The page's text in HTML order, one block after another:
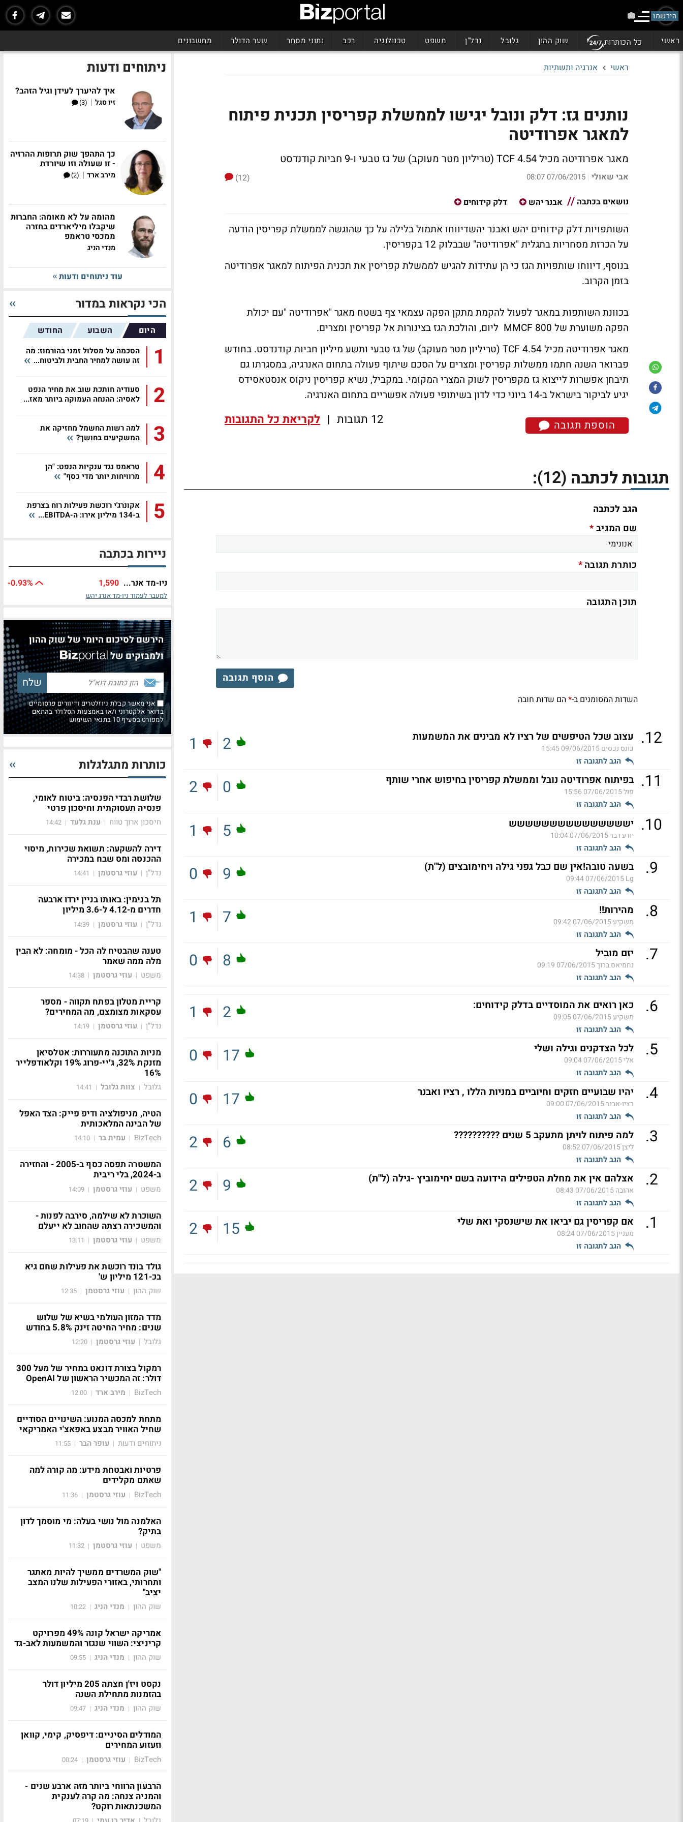
הירשמו
ראשי כל הכותרות שוק ההון גלובל נדל"ן משפט טכנולוגיה רכב נתוני מסחר שער הדולר מחשבונים
ראשי אנרגיה ותשתיות
נותנים גז: דלק ונובל יגישו לממשלת קפריסין תכנית פיתוח
למאגר אפרודיטה
מאגר אפרודיטה מכיל 4.54 TCF (טריליון מטר מעוקב) של גז טבעי ו-9 חביות קודנדסט
אבי שאולי |
07/06/2015 08:07
(12)
נושאים בכתבה
אבנר יהש דלק קידוחים
השותפויות דלק קידוחים יהש ואבנר יהשדיווחו אתמול בלילה על כך שהוגשה לממשלת קפריסין הודעה
על הכרזת מסחריות בתגלית "אפרודיטה" שבבלוק 12 בקפריסין.
בנוסף, דיווחו שותפויות הגז כי הן עתידות להגיש לממשלת קפריסין את תכנית הפיתוח למאגר אפרודיטה
בזמן הקרוב.
בכוונת השותפות במאגר לפעול להקמת מתקן הפקה עצמאי צף בשטח מאגר "אפרודיטה "עם יכולת
הפקה משוערת של 800 MMCF ליום, והולכת הגז בצינורות אל קפריסין ומצרים.
מאגר אפרודיטה מכיל 4.54 TCF (טריליון מטר מעוקב) של גז טבעי ותשע מיליון חביות קודנדסט. בחודש
פברואר השנה חתמו ממשלות קפריסין ומצרים על הסכם שיתוף פעולה בתחום האנרגיה, במסגרתו גם
תיבחן אפשרות לייצוא גז מקפריסין לשוק המצרי המקומי. במקביל, נשיא קפריסין ניקוס אנסטאסידס
יגיע לביקור בישראל ב-14 ביוני כדי לדון בשיתופי פעולה אפשריים בתחום האנרגיה.
הוספת תגובה 12 תגובות | לקריאת כל התגובות
תגובות לכתבה (12)
:
הגב לכתבה
שם המגיב*
כותרת תגובה*
תוכן התגובה
הוסף תגובה
השדות המסומנים ב-*הם שדות חובה
12
. עצוב שכל הטיפשים של רציו לא מבינים את המשמעות
כונס נכסים09/06/2015 15:45
הגב לתגובה זו
2
1
11
. בפיתוח אפרודיטה נובל וממשלת קפריסין בחיפוש אחרי שותף
פול07/06/2015 15:56
הגב לתגובה זו
0
2
10
. יששששששששששששששש
יודע דבר07/06/2015 10:04
הגב לתגובה זו
5
1
9
. בשעה טובה!אין שם כבל גפני גילה ויחימובצים (ל"ת)
Lg
07/06/2015 09:44
הגב לתגובה זו
9
0
8
. מהירות!!
משקיע07/06/2015 09:42
הגב לתגובה זו
7
1
7
. יזם מוביל
נחמיאס ברוך07/06/2015 09:19
הגב לתגובה זו
8
0
6
. כאן רואים את המוסדיים בדלק קידוחים:
משקיע07/06/2015 09:05
הגב לתגובה זו
2
1
5
. לכל הצדקנים וגילה ושלי
אלי07/06/2015 09:04
הגב לתגובה זו
17
0
4
. יהיו שבועיים חזקים וחיוביים במניות הללו , רציו ואבנר
רציו-אבנר07/06/2015 09:00
הגב לתגובה זו
17
0
3
. למה פיתוח לויתן מתעקב 5 שנים ??????????
ליצן07/06/2015 08:52
הגב לתגובה זו
6
2
2
. אצלהם אין את מחלת הטפילים הידועה בשם יחימוביץ -גילה (ל"ת)
אהובה07/06/2015 08:43
הגב לתגובה זו
9
2
1
. אם קפריסין גם יביאו את שישנסקי ואת שלי
מעניין07/06/2015 08:24
הגב לתגובה זו
15
2
ניתוחים ודעות
איך להיערך לעידן וגיל הזהב?
זיו סגל |
(3)
כך התהפך שוק תרופות ההרזיה
- זו שעולה וזו שיורדת
מירב ארד |
(2)
מהומה על לא מאומה: החברות
שיקבלו מיליארדים בחזרה
ממכסי טראמפ
מנדי הניג
עוד ניתוחים ודעות
הכי נקראות במדור
היום השבוע החודש
1
הסכמה על מסלול זמני בהורמוז: מה
זה עושה למחיר החבית ולביטוח...
2
סעודיה חותכת שוב את מחיר הנפט
לאסיה: ההנחה העמוקה ביותר מאז...
3
למה רשות החשמל מחזיקה את
המשקיעים בחושך?
4
טראמפ נגד ענקיות הנפט: "הן
מרוויחות יותר מדי כסף"
5
אקונרג'י רוכשת פעילות רוח בצרפת
ב-134 מיליון אירו: ה-EBITDA...
ניירות בכתבה
ניו-מד אנר... 1,590
-0.93%
למעבר לעמוד ניו-מד אנרג יהש
הירשם לסיכום היומי של שוק ההון
ולמבזקים של
אני מאשר קבלת ניוזלטרים ודיוורים פרסומיים
בדואר אלקטרוני ו/או באמצעות הסלולר בהתאם
למפורט בסעיף 10 בתנאי השימוש
כותרות מתגלגלות
שלושת רבדי הפנסיה: ביטוח לאומי,
פנסיה תעסוקתית וחיסכון פרטי
חיסכון ארוך טווח | ענת גלעד |
14:42
דירה להשקעה: תשואת שכירות, מיסוי
ההכנסה ומס שבח במכירה
נדל"ן | עוזי גרסטמן |
14:41
תל בנימין: באותו בניין ירדו ארבעה
חדרים מ-4.12 ל-3.6 מיליון
נדל"ן | עוזי גרסטמן |
14:39
טענה שהבטיח לה הכל - מומחה: לא הבין
מלה ממה שאמר
משפט | עוזי גרסטמן |
14:38
קריית מטלון בפתח תקווה - מספר
עסקאות מצומצם, מה המחירים?
נדל"ן | עוזי גרסטמן |
14:19
מניות התוכנה מתעוררות: אטלסיאן
מזנקת 32%, ג׳יי-פרוג 19% וקלאודפלייר
16%
גלובל | צוות גלובל |
14:41
הטיה, מניפולציה ודיפ פייק: הצד האפל
של הבינה המלאכותית
BizTech
| עמית בר |
14:10
המשטרה תפסה כסף ב-2005 - והחזירה
ב-2024, בלי ריבית
משפט | עוזי גרסטמן |
14:09
השוכרת לא שילמה, סירבה לפנות -
והמשכירה רצתה שהחוב לא ייעלם
משפט | עוזי גרסטמן |
13:11
גולד בונד רוכשת את פעילות שחם גיא
בכ-121 מיליון ש'
שוק ההון | עוזי גרסטמן |
12:35
מדד המזון העולמי בשיא של שלוש
שנים: מחיר החיטה זינק 5.8% בחודש
גלובל | עוזי גרסטמן |
12:20
רמקול בצורת דונאט במחיר של מעל 300
דולר: זה המכשיר הראשון של OpenAI
BizTech
| מירב ארד |
12:00
מתחת למכסה המנוע: השינויים הסודיים
שחיל האוויר מבצע באפאצ'י האמריקאי
ניתוחים ודעות | עופר הבר |
11:55
פרטיות ואבטחת מידע: מה קורה למה
שאתם מקלידים
BizTech
| עוזי גרסטמן |
11:36
האלמנה מול נושי בעלה: מי מוסמך לדון
בתיק?
משפט | עוזי גרסטמן |
11:32
"שוק המשרדים ממשיך להיות מאתגר
ותחרותי, באזורי הפעילות שלנו המצב
יציב"
שוק ההון | מנדי הניג |
10:22
אמריקה ישראל קונה 49% מפרויקט
קריניצי: השווי שנגזר והמשמעות לאב-גד
שוק ההון | מנדי הניג |
09:55
נקסט ויז'ן חצתה 205 מיליון דולר
בהזמנות מתחילת השנה
שוק ההון | מנדי הניג |
09:47
המודלים הסיניים: דיפסיק, קימי, קוואן
וזעזוע המחירים
BizTech
| עוזי גרסטמן |
00:24
הרבעון הרווחי ביותר מזה ארבע שנים -
והמניה צנחה: מה קרה לענקית
המשכנתאות רוקט?